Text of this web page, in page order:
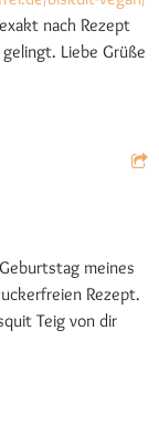
nach Rezept
Liebe Grüße
meines
Rezept.
Teig von dir